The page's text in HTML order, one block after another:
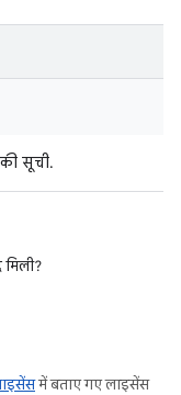
सूची.
में बताए गए लाइसेंस